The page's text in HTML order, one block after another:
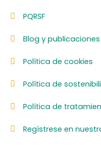
PQRSF
Blog y publicaciones
Política de cookies
Política de
Política de
Regístrese en